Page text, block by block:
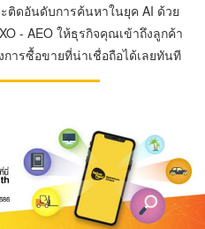
ติดอันดับการค้นหาในยุค AI ด้วย
- AEO ให้ธุรกิจคุณเข้าถึงลูกค้า
ารซื้อขายที่น่าเชื่อถือได้เลยทันที